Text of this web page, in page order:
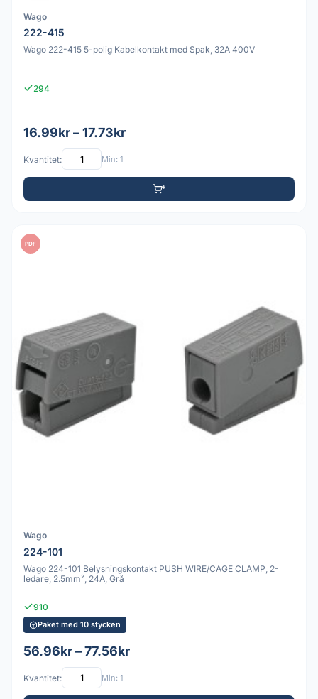
Wago
222-415
Wago 222-415 5-polig Kabelkontakt med Spak, 32A 400V
294
16.99kr – 17.73kr
Kvantitet: Min: 1
PDF
Wago
224-101
Wago 224-101 Belysningskontakt PUSH WIRE/CAGE CLAMP, 2-
ledare, 2.5mm², 24A, Grå
910
Paket med 10 stycken
56.96kr – 77.56kr
Kvantitet: Min: 1